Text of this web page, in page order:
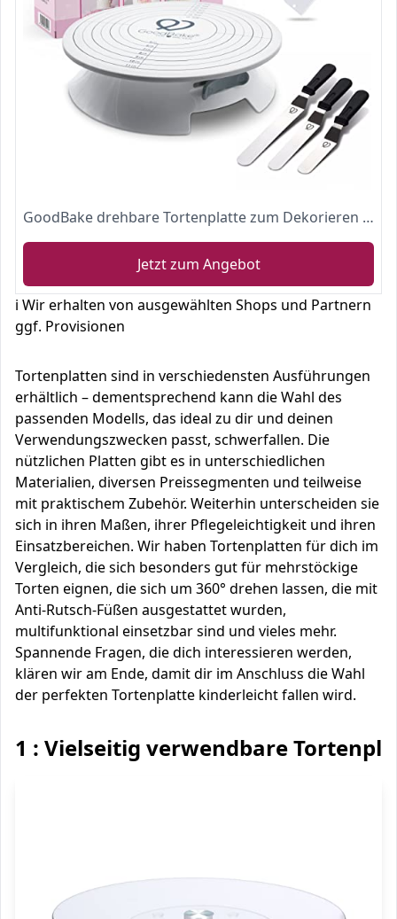
GoodBake drehbare Tortenplatte zum Dekorieren von Kuchen & Torten inkl. 3 Winkelpaletten und 3 Teigkarten, mit Feststellfunktion, Kugellager
Jetzt zum Angebot
ℹ️ Wir erhalten von ausgewählten Shops und Partnern
ggf. Provisionen
Tortenplatten sind in verschiedensten Ausführungen
erhältlich – dementsprechend kann die Wahl des
passenden Modells, das ideal zu dir und deinen
Verwendungszwecken passt, schwerfallen. Die
nützlichen Platten gibt es in unterschiedlichen
Materialien, diversen Preissegmenten und teilweise
mit praktischem Zubehör. Weiterhin unterscheiden sie
sich in ihren Maßen, ihrer Pflegeleichtigkeit und ihren
Einsatzbereichen. Wir haben Tortenplatten für dich im
Vergleich, die sich besonders gut für mehrstöckige
Torten eignen, die sich um 360° drehen lassen, die mit
Anti-Rutsch-Füßen ausgestattet wurden,
multifunktional einsetzbar sind und vieles mehr.
Spannende Fragen, die dich interessieren werden,
klären wir am Ende, damit dir im Anschluss die Wahl
der perfekten Tortenplatte kinderleicht fallen wird.
1 : Vielseitig verwendbare